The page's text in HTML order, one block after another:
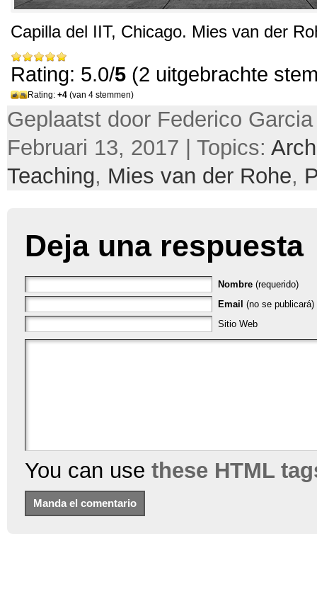
Capilla del IIT, Chicago. Mies van der
Rating: 5.0/5 (2 uitgebrachte
Rating: +4 (van 4 stemmen)
Geplaatst door Federico
Februari 13, 2017 | Topics:
Teaching, Mies van der Rohe,
Deja una respuesta
Nombre (requerido)
Email (no se publicará)
Sitio Web
You can use these HTML